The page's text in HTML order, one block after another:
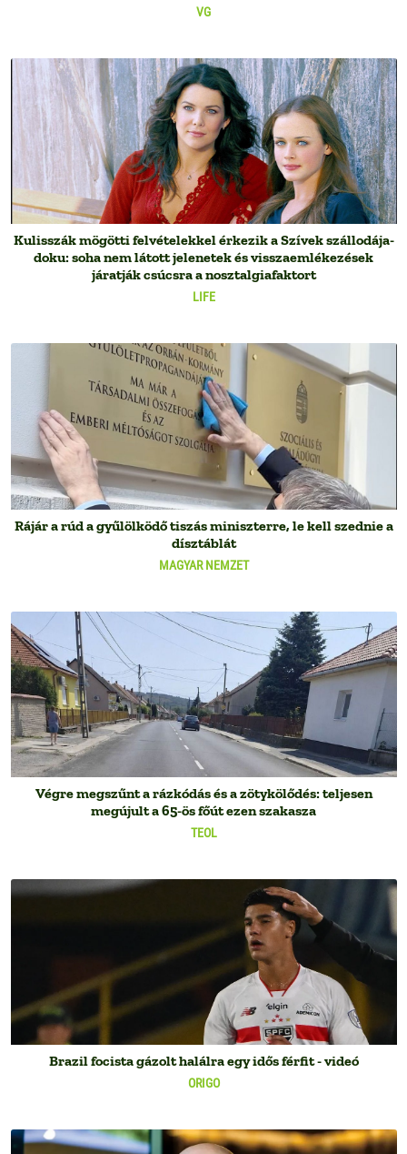
VG
LIFE
Kulisszák mögötti felvételekkel érkezik a Szívek szállodája-
doku: soha nem látott jelenetek és visszaemlékezések
járatják csúcsra a nosztalgiafaktort
MAGYAR NEMZET
Rájár a rúd a gyűlölködő tiszás miniszterre, le kell szednie a
dísztáblát
TEOL
Végre megszűnt a rázkódás és a zötykölődés: teljesen
megújult a 65-ös főút ezen szakasza
ORIGO
Brazil focista gázolt halálra egy idős férfit - videó